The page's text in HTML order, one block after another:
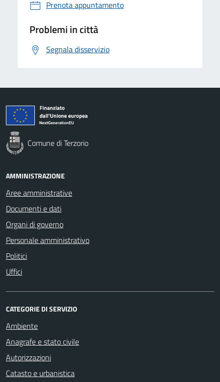
Prenota appuntamento
Problemi in città
Segnala disservizio
Comune di Terzorio
AMMINISTRAZIONE
Aree amministrative
Documenti e dati
Organi di governo
Personale amministrativo
Politici
Uffici
CATEGORIE DI SERVIZIO
Ambiente
Anagrafe e stato civile
Autorizzazioni
Catasto e urbanistica